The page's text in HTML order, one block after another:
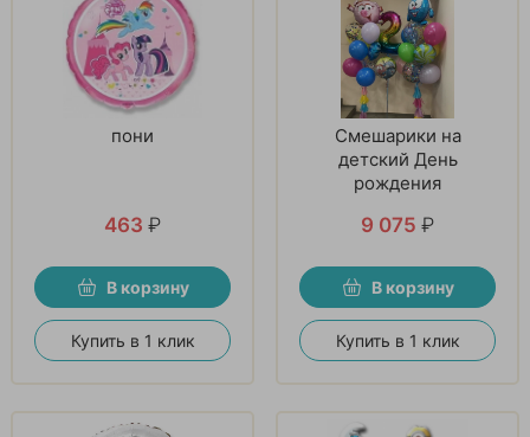
пони
463 ₽
В корзину
Купить в 1 клик
Смешарики на
детский День
рождения
9 075 ₽
В корзину
Купить в 1 клик